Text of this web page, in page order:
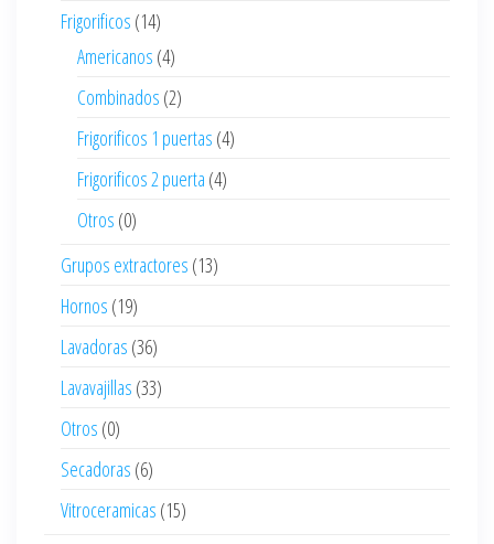
Frigorificos (14)
Americanos (4)
Combinados (2)
Frigorificos 1 puertas (4)
Frigorificos 2 puerta (4)
Otros (0)
Grupos extractores (13)
Hornos (19)
Lavadoras (36)
Lavavajillas (33)
Otros (0)
Secadoras (6)
Vitroceramicas (15)